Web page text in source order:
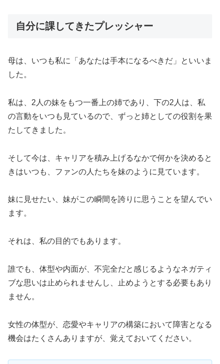
自分に課してきたプレッシャー
母は、いつも私に「あなたは手本になるべきだ」といいま
した。
私は、2人の妹をもつ一番上の姉であり、下の2人は、私
の言動をいつも見ているので、ずっと姉としての役割を果
たしてきました。
そして今は、キャリアを積み上げるなかで何かを決めると
きはいつも、ファンの人たちを妹のように見ています。
妹に見せたい、妹がこの瞬間を誇りに思うことを望んでい
ます。
それは、私の目的でもあります。
誰でも、体型や内面が、不完全だと感じるようなネガティ
ブな思いは止められませんし、止めようとする必要もあり
ません。
女性の体型が、恋愛やキャリアの構築において障害となる
機会はたくさんありますが、覚えておいてください。